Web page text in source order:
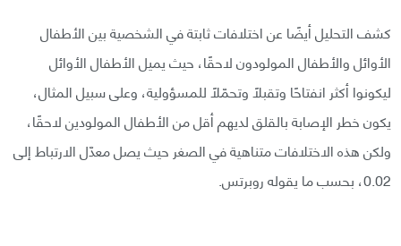
كشف التحليل أيضًا عن اختلافات ثابتة في الشخصية بين الأطفال
الأوائل والأطفال المولودون لاحقًا، حيث يميل الأطفال الأوائل
ليكونوا أكثر انفتاحًا وتقبلًا وتحمّلًا للمسؤولية، وعلى سبيل المثال،
يكون خطر الإصابة بالقلق لديهم أقل من الأطفال المولودين لاحقًا،
ولكن هذه الاختلافات متناهية في الصغر حيث يصل معدّل الارتباط إلى
0.02، بحسب ما يقوله روبرتس.